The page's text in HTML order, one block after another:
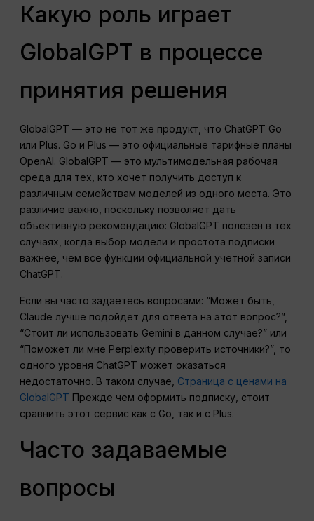
Какую роль играет
GlobalGPT в процессе
принятия решения
GlobalGPT — это не тот же продукт, что ChatGPT Go
или Plus. Go и Plus — это официальные тарифные планы
OpenAI. GlobalGPT — это мультимодельная рабочая
среда для тех, кто хочет получить доступ к
различным семействам моделей из одного места. Это
различие важно, поскольку позволяет дать
объективную рекомендацию: GlobalGPT полезен в тех
случаях, когда выбор модели и простота подписки
важнее, чем все функции официальной учетной записи
ChatGPT.
Если вы часто задаетесь вопросами: “Может быть,
Claude лучше подойдет для ответа на этот вопрос?”,
“Стоит ли использовать Gemini в данном случае?” или
“Поможет ли мне Perplexity проверить источники?”, то
одного уровня ChatGPT может оказаться
недостаточно. В таком случае, Страница с ценами на
GlobalGPT Прежде чем оформить подписку, стоит
сравнить этот сервис как с Go, так и с Plus.
Часто задаваемые
вопросы